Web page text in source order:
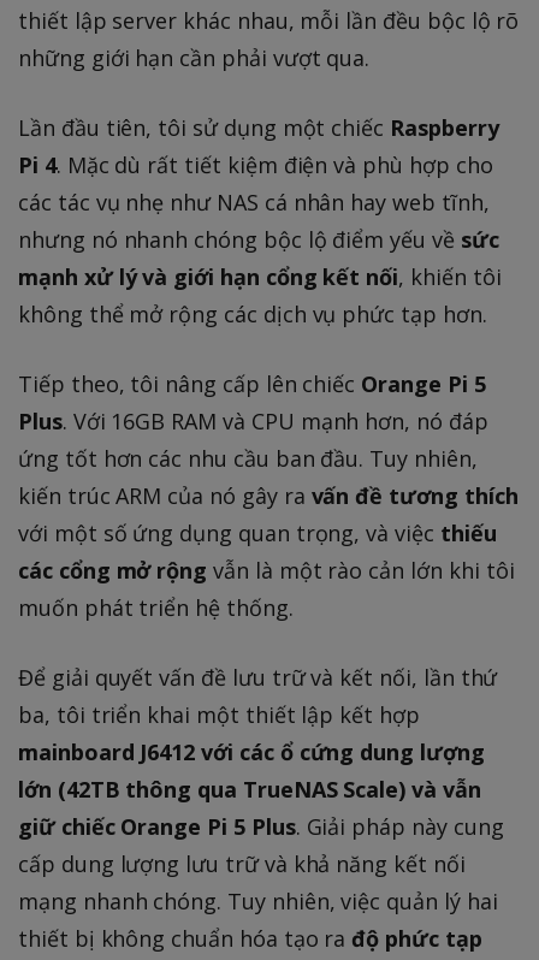
thiết lập server khác nhau, mỗi lần đều bộc lộ rõ
những giới hạn cần phải vượt qua.
Lần đầu tiên, tôi sử dụng một chiếc Raspberry
Pi 4. Mặc dù rất tiết kiệm điện và phù hợp cho
các tác vụ nhẹ như NAS cá nhân hay web tĩnh,
nhưng nó nhanh chóng bộc lộ điểm yếu về sức
mạnh xử lý và giới hạn cổng kết nối, khiến tôi
không thể mở rộng các dịch vụ phức tạp hơn.
Tiếp theo, tôi nâng cấp lên chiếc Orange Pi 5
Plus. Với 16GB RAM và CPU mạnh hơn, nó đáp
ứng tốt hơn các nhu cầu ban đầu. Tuy nhiên,
kiến trúc ARM của nó gây ra vấn đề tương thích
với một số ứng dụng quan trọng, và việc thiếu
các cổng mở rộng vẫn là một rào cản lớn khi tôi
muốn phát triển hệ thống.
Để giải quyết vấn đề lưu trữ và kết nối, lần thứ
ba, tôi triển khai một thiết lập kết hợp
mainboard J6412 với các ổ cứng dung lượng
lớn (42TB thông qua TrueNAS Scale) và vẫn
giữ chiếc Orange Pi 5 Plus. Giải pháp này cung
cấp dung lượng lưu trữ và khả năng kết nối
mạng nhanh chóng. Tuy nhiên, việc quản lý hai
thiết bị không chuẩn hóa tạo ra độ phức tạp